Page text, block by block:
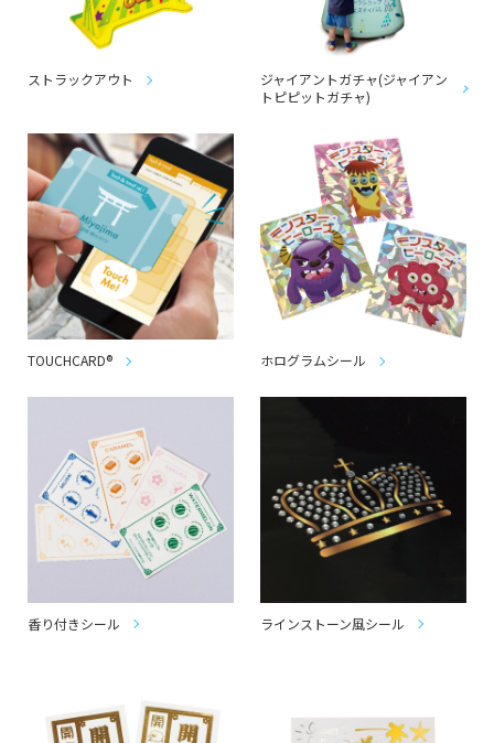
ストラックアウト
ジャイアントガチャ(ジャイアン
トピピットガチャ)
TOUCHCARD®︎ ホログラムシール
香り付きシール ラインストーン風シール